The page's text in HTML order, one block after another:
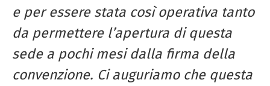
e per essere stata così operativa tanto
da permettere l’apertura di questa
sede a pochi mesi dalla firma della
convenzione. Ci auguriamo che questa